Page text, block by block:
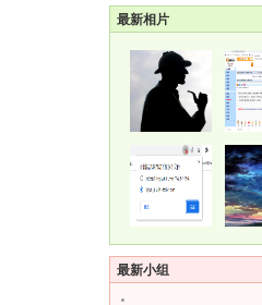
最新相片
最新小组